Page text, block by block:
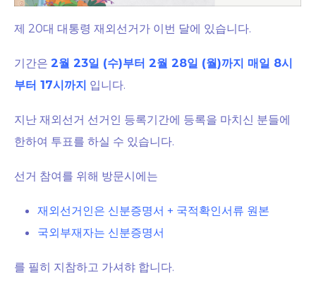
제 20대 대통령 재외선거가 이번 달에 있습니다.
기간은2월 23일 (수)부터 2월 28일 (월)까지 매일 8시
부터 17시까지 입니다.
지난 재외선거 선거인 등록기간에 등록을 마치신 분들에
한하여 투표를 하실 수 있습니다.
선거 참여를 위해 방문시에는
재외선거인은 신분증명서 + 국적확인서류 원본
국외부재자는 신분증명서
를 필히 지참하고 가셔햐 합니다.